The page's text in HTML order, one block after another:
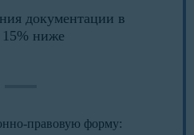
документации в
ниже
правовую форму: